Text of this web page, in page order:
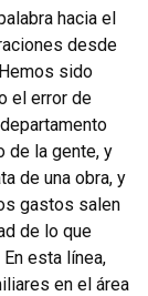
hacia el
desde
sido
el error de
de la gente, y
de una obra, y
gastos salen
de lo que
esta línea,
en el área